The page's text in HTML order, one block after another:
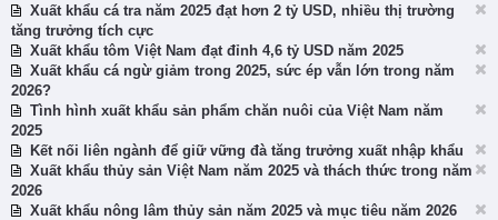
Xuất khẩu cá tra năm 2025 đạt hơn 2 tỷ USD, nhiều thị trường
tăng trưởng tích cực
Xuất khẩu tôm Việt Nam đạt đỉnh 4,6 tỷ USD năm 2025
Xuất khẩu cá ngừ giảm trong 2025, sức ép vẫn lớn trong năm
2026?
Tình hình xuất khẩu sản phẩm chăn nuôi của Việt Nam năm
2025
Kết nối liên ngành để giữ vững đà tăng trưởng xuất nhập khẩu
Xuất khẩu thủy sản Việt Nam năm 2025 và thách thức trong năm
2026
Xuất khẩu nông lâm thủy sản năm 2025 và mục tiêu năm 2026